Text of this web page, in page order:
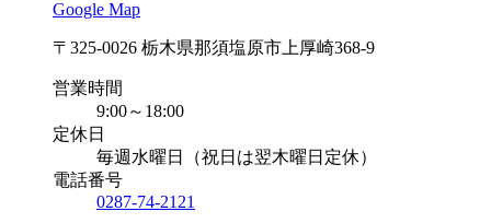
Google Map
〒325-0026 栃木県那須塩原市上厚崎368-9
営業時間
9:00～18:00
定休日
毎週水曜日（祝日は翌木曜日定休）
電話番号
0287-74-2121